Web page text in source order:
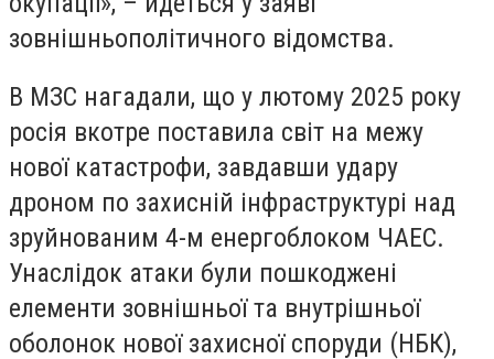
зовнішньополітичного відомства.
В МЗС нагадали, що у лютому 2025 року
росія вкотре поставила світ на межу
нової катастрофи, завдавши удару
дроном по захисній інфраструктурі над
зруйнованим 4-м енергоблоком ЧАЕС.
Унаслідок атаки були пошкоджені
елементи зовнішньої та внутрішньої
оболонок нової захисної споруди (НБК),